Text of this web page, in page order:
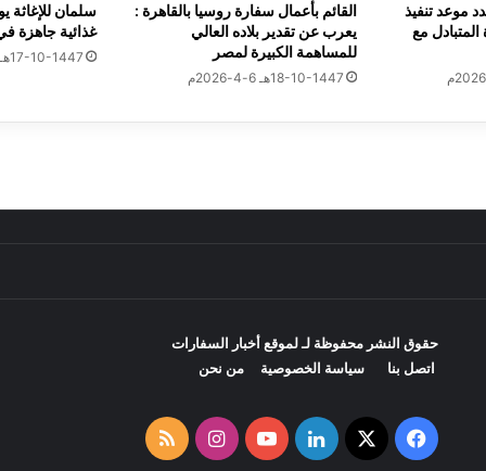
مع مسؤول ماليزي تعزيز التعاون الثنائي
الصادمة: إيران لن تكون وحدها في المواجهة الكبرى
أ
م
ر
ي
ا
موعد تنفيذ
مع
القائم بأعمال سفارة روسيا بالقاهرة :
يعرب عن تقدير بلاده العالي
للمساهمة الكبيرة لمصر
18-10-1447هـ 6-4-2026م
غذائية جاهزة
17-10-1447هـ 5-4-2026م
حقوق النشر محفوظة لـ لموقعأخبار السفارات
اتصل بنا
سياسة الخصوصية من نحن
فيسبوك
‫X لينكدإن ‫YouTubeانستقرامملخص